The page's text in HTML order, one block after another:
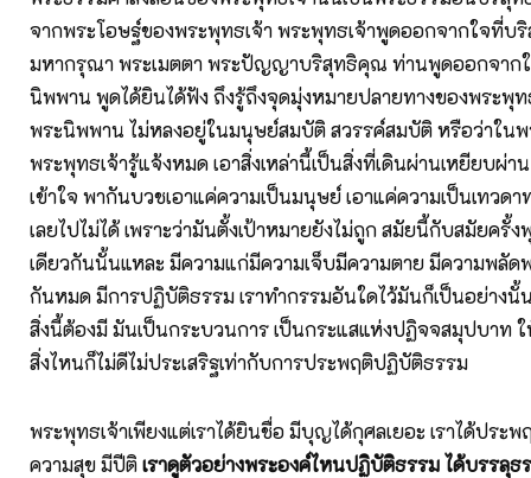
จากพระโอษฐ์ของพระพุทธเจ้า พระพุทธเจ้าพูดออกจากใจที่บ
มหากรุณา พระเมตตา พระปัญญาบริสุทธิคุณ ท่านพูดออกจาก
นิพพาน พูดได้ยินได้ฟัง ถึงรู้ถึงจุดมุ่งหมายปลายทางของพระพุท
พระนิพพาน ไม่หลงอยู่ในมนุษย์สมบัติ สวรรค์สมบัติ หรือว่าใน
พระพุทธเจ้ารู้แจ้งหมด เอาสิ่งเหล่านี้เป็นสิ่งที่เดินผ่านเหยียบผ่าน
เข้าใจ พากันบวชเอาแค่ความเป็นมนุษย์ เอาแค่ความเป็นเทวด
เลยไปไม่ได้ เพราะว่ามันตั้งเป้าหมายยังไม่ถูก สมัยนี้กับสมัยครั้
เดียวกันนั้นแหละ มีความแก่มีความเจ็บมีความตาย มีความพลัด
กันหมด มีการปฏิบัติธรรม เราทำกรรมอันใดไว้มันก็เป็นอย่างนั้
สิ่งนี้ต้องมี มันเป็นกระบวนการ เป็นกระแสแห่งปฏิจจสมุปบาท
สิ่งไหนก็ไม่ดีไม่ประเสริฐเท่ากับการประพฤติปฏิบัติธรรม
พระพุทธเจ้าเพียงแต่เราได้ยินชื่อ มีบุญได้กุศลเยอะ เราได้ประ
ความสุข มีปีติเราดูตัวอย่างพระองค์ไหนปฏิบัติธรรม ได้บรรลุธ